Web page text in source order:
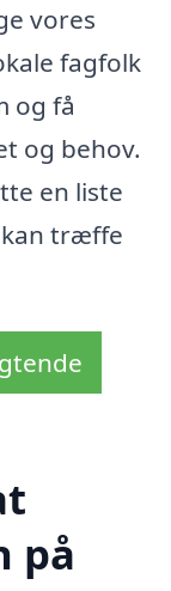
vores
fagfolk
og få
og behov.
en liste
kan træffe
på